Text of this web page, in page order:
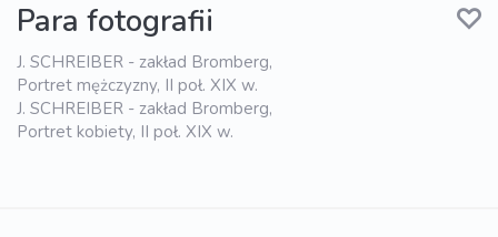
Para fotografii
J. SCHREIBER - zakład Bromberg,
Portret mężczyzny, II poł. XIX w.
J. SCHREIBER - zakład Bromberg,
Portret kobiety, II poł. XIX w.